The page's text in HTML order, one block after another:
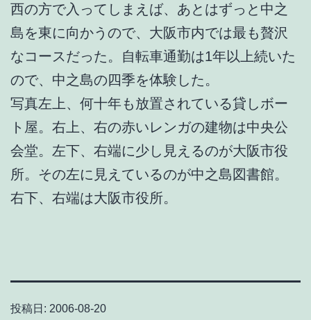
西の方で入ってしまえば、あとはずっと中之
島を東に向かうので、大阪市内では最も贅沢
なコースだった。自転車通勤は1年以上続いた
ので、中之島の四季を体験した。
写真左上、何十年も放置されている貸しボー
ト屋。右上、右の赤いレンガの建物は中央公
会堂。左下、右端に少し見えるのが大阪市役
所。その左に見えているのが中之島図書館。
右下、右端は大阪市役所。
投稿日: 2006-08-20